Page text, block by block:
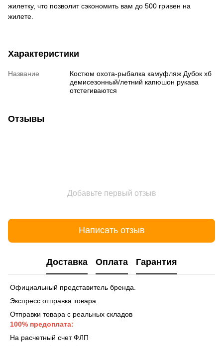
жилетку, что позволит сэкономить вам до 500 гривен на
жилете.
Характеристики
Название
Костюм охота-рыбалка камуфляж Дубок хб
демисезонный/летний капюшон рукава
отстегиваются
Отзывы
Добавьте первый отзыв
Написать отзыв
Доставка Оплата Гарантия
Официальный представитель бренда.
Экспресс отправка товара
Отправки товара с реальных складов
100% предоплата:
На расчетный счет ФЛП